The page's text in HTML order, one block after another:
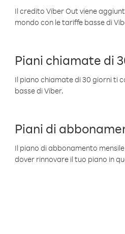
Il credito Viber Out viene
mondo con le tariffe basse di
Piani chiamate di
Il piano chiamate di 30 giorni ti
basse di Viber.
Piani di
Il piano di abbonamento
dover rinnovare il tuo piano in